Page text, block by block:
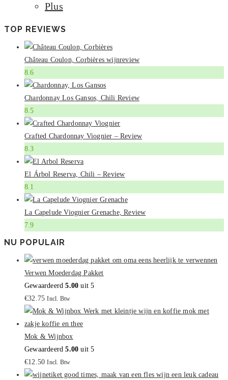
Plus
TOP REVIEWS
Château Coulon, Corbières wijnreview
8.6
Chardonnay Los Gansos, Chili Review
8.5
Crafted Chardonnay Viognier – Review
8.3
El Árbol Reserva, Chili – Review
8.1
La Capelude Viognier Grenache, Review
7.9
NU POPULAIR
Verwen Moederdag Pakket
Gewaardeerd5.00 uit 5
€32.75 Incl. Btw
Mok & Wijnbox
Gewaardeerd5.00 uit 5
€12.50 Incl. Btw